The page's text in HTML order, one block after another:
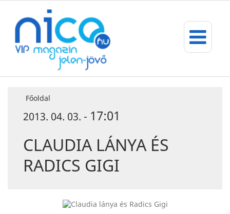
Főoldal
2013. 04. 03. - 17:01
CLAUDIA LÁNYA ÉS
RADICS GIGI